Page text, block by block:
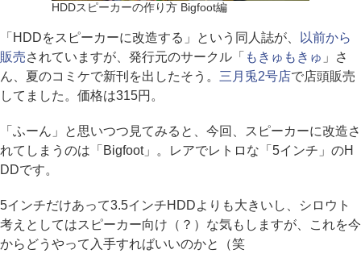
HDDスピーカーの作り方 Bigfoot編
「HDDをスピーカーに改造する」という同人誌が、
以前から
販売されていますが、発行元のサークル「 もきゅもきゅ 」さ
ん、夏のコミケで新刊を出したそう。 三月兎2号店で店頭販売
してました。価格は315円。
「ふーん」と思いつつ見てみると、今回、スピーカーに改造さ
れてしまうのは「Bigfoot」。レアでレトロな「5インチ」のH
DDです。
5インチだけあって3.5インチHDDよりも大きいし、シロウト
考えとしてはスピーカー向け（？）な気もしますが、これを今
からどうやって入手すればいいのかと（笑